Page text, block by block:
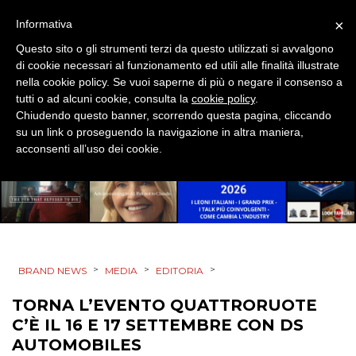
PRODOTTI
PUNTI VENDITA
CSR
EDITORIA
BRAND NEWS > MEDIA > EDITORIA >
TORNA L’EVENTO QUATTRORUOTE
C’È IL 16 E 17 SETTEMBRE CON DS
AUTOMOBILES
×
Informativa
Questo sito o gli strumenti terzi da questo utilizzati si avvalgono
di cookie necessari al funzionamento ed utili alle finalità illustrate
nella cookie policy. Se vuoi saperne di più o negare il consenso a
tutti o ad alcuni cookie, consulta la cookie policy.
Chiudendo questo banner, scorrendo questa pagina, cliccando
su un link o proseguendo la navigazione in altra maniera,
acconsenti all’uso dei cookie.